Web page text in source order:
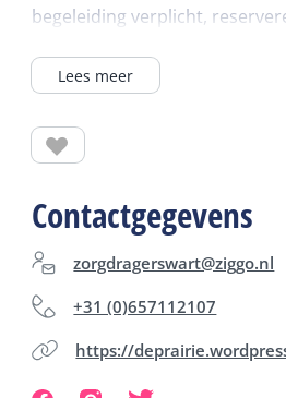
begeleiding verplicht,
Prairiepony-ochtendrit met
afspraak. Afhankelijk van
ponyspeurtochten of excursies
De grote(re) mensen kunnen
lange tochten maken met
ruige eilander natuur. Strand,
op De Prairie kennen ze de
Onderweg vertellen de gidsen
Lees meer
Contactgegevens
zorgdragerswart@ziggo.nl
+31 (0)657112107
https://